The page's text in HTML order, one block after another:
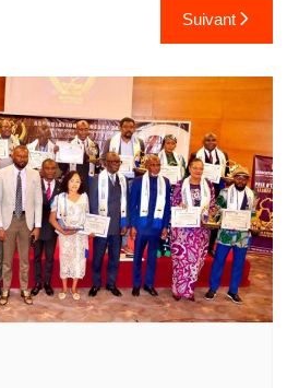
Suivant